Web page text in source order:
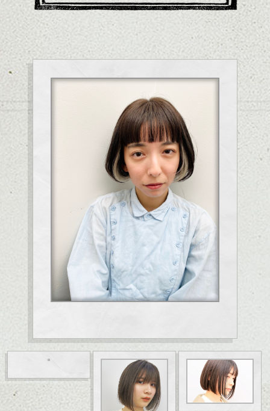
【drop】
＜Address＞東京都渋谷区神宮前４－６－９ 南原宿ビル３Ｆ
＜TEL＞03-6804-6406
＜営業時間＞水・木・金/11:00～20:00(パーマ・カラー17：30カッ
月/11:00～19:30(パーマ・カラー17:00カット
18:00)
土・日・月・祝/10:00～19:30(パーマ・カラー
※時間外をご希望の場合はお電話にてにて問い合わせくださふ
＜定休日＞ 毎週火曜日、第3水曜日
＜HP＞http://www.drop-nicedreams.com/
＜Instagram＞＠hairsalon_drop
＿＿＿＿＿＿＿＿＿＿＿＿＿＿＿＿＿＿＿＿＿＿＿＿＿＿＿＿＿＿
ハンサムショート／ヘッドスパ／伸びても目立たないヘアカラー/
ハイライト/ダブルカラー/TOKIOトリートメント/enog/インナーカ
ラー/髪質改善/ミニボブ/抜け感ショート/シークレットハイライト/
耳かけショート/白髪ぼかし/くすみカラー/表参道ショート/大人シ
ョート/大人ボブ/ケアブリーチ/マッシュショート/シースルーバン